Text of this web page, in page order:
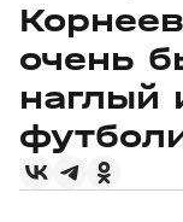
очень
наглый